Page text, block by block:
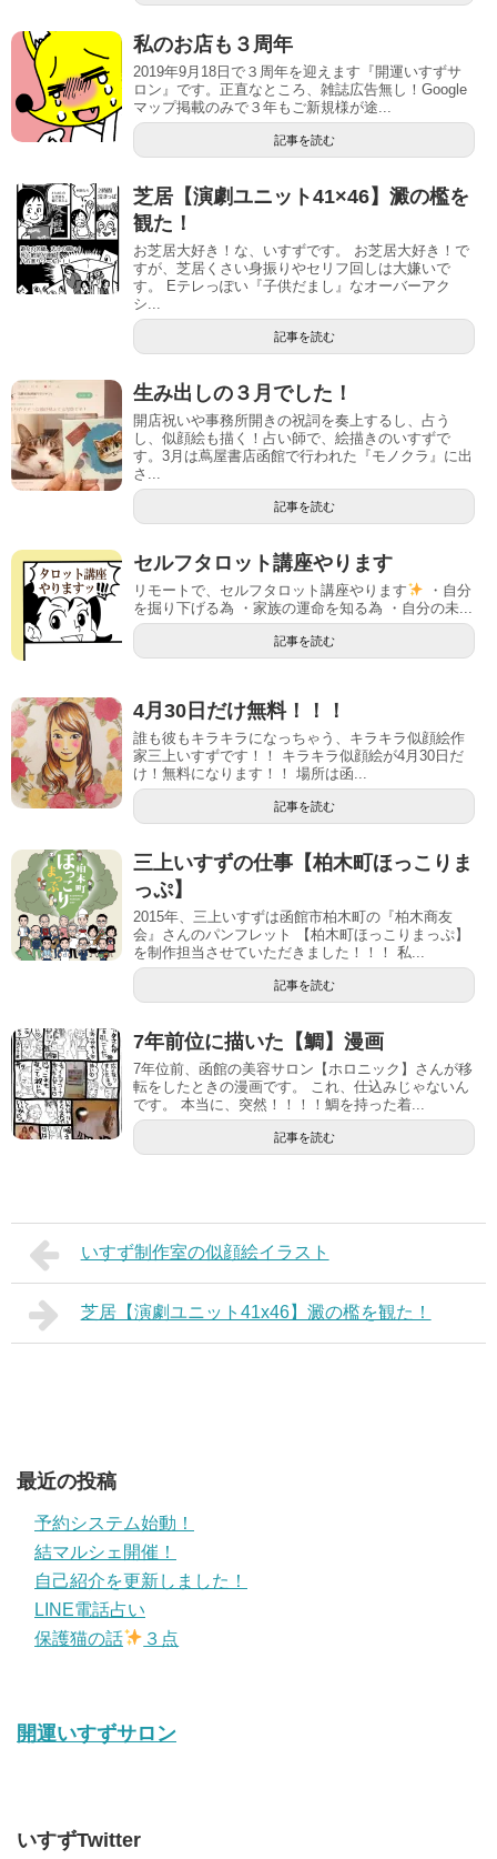
私のお店も３周年
2019年9月18日で３周年を迎えます『開運いすずサ
ロン』です。正直なところ、雑誌広告無し！Google
マップ掲載のみで３年もご新規様が途...
記事を読む
芝居【演劇ユニット41×46】澱の檻を
観た！
お芝居大好き！な、いすずです。 お芝居大好き！で
すが、芝居くさい身振りやセリフ回しは大嫌いで
す。 Eテレっぽい『子供だまし』なオーバーアク
シ...
記事を読む
生み出しの３月でした！
開店祝いや事務所開きの祝詞を奏上するし、占う
し、似顔絵も描く！占い師で、絵描きのいすずで
す。3月は蔦屋書店函館で行われた『モノクラ』に出
さ...
記事を読む
セルフタロット講座やります
リモートで、セルフタロット講座やります
・自分
を掘り下げる為 ・家族の運命を知る為 ・自分の未...
記事を読む
4月30日だけ無料！！！
誰も彼もキラキラになっちゃう、キラキラ似顔絵作
家三上いすずです！！ キラキラ似顔絵が4月30日だ
け！無料になります！！ 場所は函...
記事を読む
三上いすずの仕事【柏木町ほっこりま
っぷ】
2015年、三上いすずは函館市柏木町の『柏木商友
会』さんのパンフレット 【柏木町ほっこりまっぷ】
を制作担当させていただきました！！！ 私...
記事を読む
7年前位に描いた【鯛】漫画
7年位前、函館の美容サロン【ホロニック】さんが移
転をしたときの漫画です。 これ、仕込みじゃないん
です。 本当に、突然！！！！鯛を持った着...
記事を読む
いすず制作室の似顔絵イラスト
芝居【演劇ユニット41x46】澱の檻を観た！
最近の投稿
予約システム始動！
結マルシェ開催！
自己紹介を更新しました！
LINE電話占い
保護猫の話
３点
開運いすずサロン
いすずTwitter